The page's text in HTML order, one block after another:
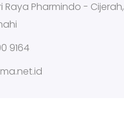
Raya Pharmindo - Cijerah,
9164